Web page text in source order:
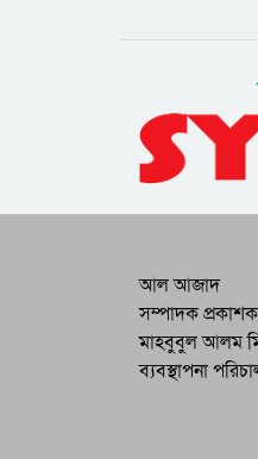
আল আজাদ
সম্পাদক প্রকাশক
মাহবুবুল আলম
ব্যবস্থাপনা